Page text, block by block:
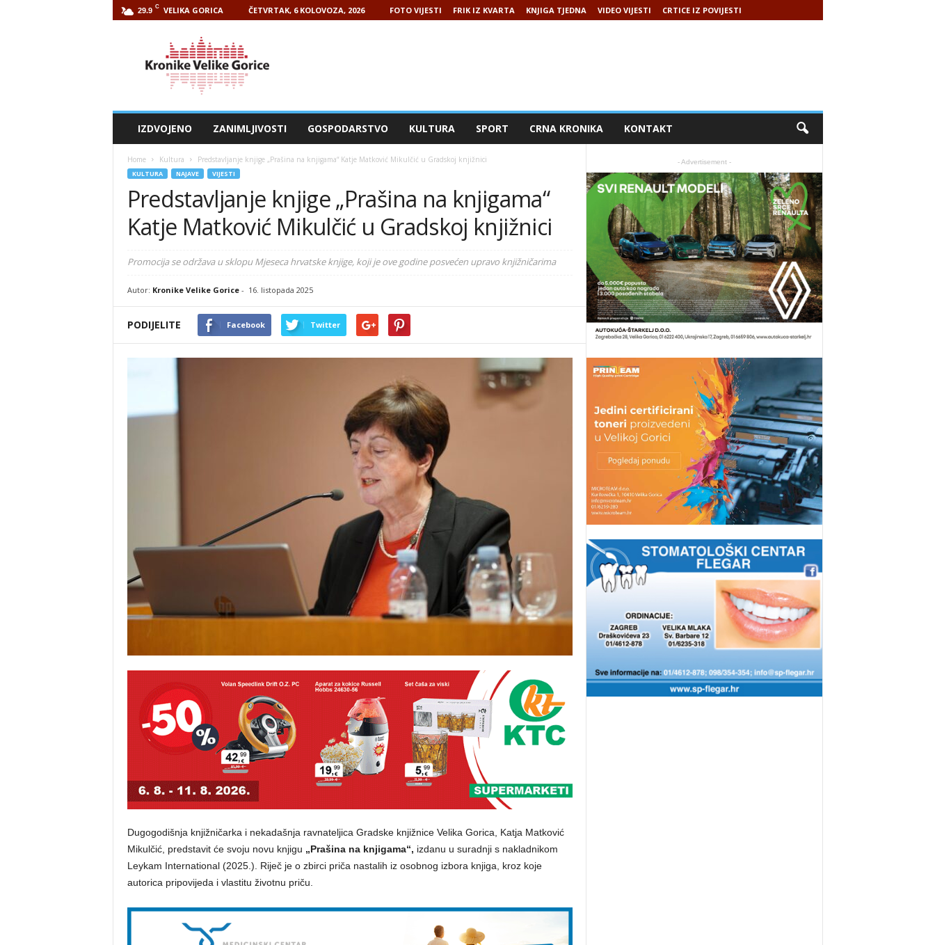
29.9 C VELIKA GORICA ČETVRTAK, 6 KOLOVOZA, 2026 FOTO VIJESTI FRIK IZ KVARTA KNJIGA TJEDNA VIDEO VIJESTI CRTICE IZ POVIJESTI
IZDVOJENO ZANIMLJIVOSTI GOSPODARSTVO KULTURA SPORT CRNA KRONIKA KONTAKT
Home Kultura Predstavljanje knjige „Prašina na knjigama“ Katje Matković Mikulčić u Gradskoj knjižnici
KULTURA NAJAVE VIJESTI
Predstavljanje knjige „Prašina na knjigama“
Katje Matković Mikulčić u Gradskoj knjižnici
Promocija se održava u sklopu Mjeseca hrvatske knjige, koji je ove godine posvećen upravo knjižničarima
Autor: Kronike Velike Gorice- 16. listopada 2025
PODIJELITE Facebook Twitter
Dugogodišnja knjižničarka i nekadašnja ravnateljica Gradske knjižnice Velika Gorica, Katja Matković
Mikulčić, predstavit će svoju novu knjigu „Prašina na knjigama“, izdanu u suradnji s nakladnikom
Leykam International (2025.). Riječ je o zbirci priča nastalih iz osobnog izbora knjiga, kroz koje
autorica pripovijeda i vlastitu životnu priču.
- Advertisement -